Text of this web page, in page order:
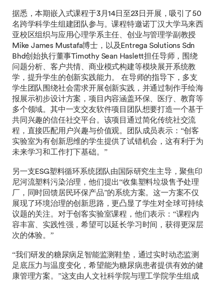
据悉，本期嵌入式课程于3月14日至23日开展，吸引了50
名跨学科学生组建团队参与。课程特邀诺丁汉大学马来西
亚校区组织与应用心理学系主任、创业与管理学副教授
Mike James Mustafa博士，以及Entrega Solutions Sdn
Bhd创始执行董事Timothy Sean Haslett担任导师，围绕
问题分析、客户共情、商业模式构建等模块展开系统教
学，提升学生的创新实践能力。 在导师的指导下，多支
学生团队围绕社会需求开展创新实践，并通过制作手绘海
报展示初步设计方案，项目内容涵盖环保、医疗、教育等
多个领域。其中一支交友软件项目团队想要打造一个基于
共同兴趣的信任社交平台。该项目通过简化传统社交流
程，直接匹配用户兴趣与价值观。团队成员表示：“创客
实验室为有创新思维的学生提供了试错机会，这有利于为
未来学习和工作打下基础。”
另一支ESG塑料循环系统团队由国际研究生主导，聚焦印
尼河流塑料污染治理，他们提出“收集塑料垃圾售予处理
厂，同时回馈居民环保产品”的系统方案。这一方案不仅
展现了环境治理的创新思路，更凸显了学生对全球可持续
议题的关注。对于创客实验室课程，他们表示：“课程内
容丰富、实践性强，希望可以延长学习时间，获得更深层
次的体验。”
“我们研发的糖尿病足智能监测鞋垫，通过实时动态监测
足底压力与温度变化，希望能为糖尿病患者提供有效的健
康管理方案。”这支由人文社科学院与理工学院学生组成